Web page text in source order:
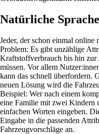
Natürliche
Jeder, der schon einmal online
Problem: Es gibt unzählige
Kraftstoffverbrauch bis hin zur
müssen. Vor allem
kann das schnell überfordern.
neuen Lösung wird die
Beispiel: Wer nach einem
eine Familie mit zwei Kindern
einfachen Worten eingeben.
Eingabe in die passenden
Fahrzeugvorschläge an.